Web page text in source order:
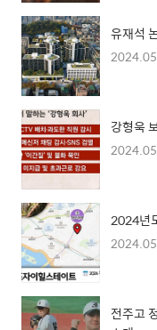
유재석
강형욱
2024년
전주고